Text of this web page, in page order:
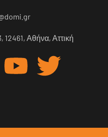
Αθήνα, Αττική